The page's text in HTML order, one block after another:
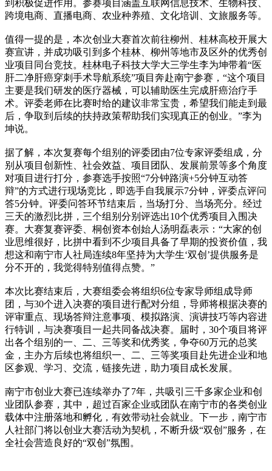
到积极促进作用。参赛项目涵盖互联网信息技术、生物科技、
跨境电商、直播电商、农业种养殖、文化培训、文旅服务等。
值得一提的是，本次创业大赛首次前往柳州、桂林高校开展大
赛宣讲，并成功吸引到多个桂林、柳州等地市及区外的优秀创
业项目同台竞技。桂林电子科技大学大三学生李为坤带着“医
肝二净肝癌穿刺手术导航系统”项目奔赴南宁参赛，“这个项目
主要是我们研发的医疗器械，可以辅助医生完成肝癌治疗手
术。评委老师在比赛时给的建议非常宝贵，希望我们能走到最
后，争取到后续的扶持政策帮助我们实现真正的创业。”李为
坤说。
据了解，本次复赛每个组别的评委团由7位专家评委组成，分
别从项目创新性、社会效益、项目团队、发展前景等多个角度
对项目进行打分，参赛选手按照“7分钟路演+5分钟互动答
辩”的方式进行现场竞比，即选手自我展示7分钟，评委点评问
答5分钟。评委问答环节结束后，当场打分、当场亮分。经过
三天的激烈比拼，三个组别分别评选出10个优秀项目入围决
赛。大赛复赛评委、桐创资本创始人汤明磊表示：“大家的创
业思维很好，比拼中看到不少项目具备了早期的投资价值，我
想这和南宁市人社局连续8年坚持为大学生‘双创’提供服务是
分不开的，我觉得特别值得点赞。”
本次比赛结束后，大赛组委会将组织6位专家导师组成导师
团，与30个进入决赛的项目进行配对分组，导师将根据决赛的
评审重点、现场答辩注意事项、模拟路演、演讲技巧等内容进
行特训，与决赛项目一起共同备战决赛。届时，30个项目将评
出各个组别的一、二、三等奖和优秀奖，争夺60万元的总奖
金，主办方后续也将组织一、二、三等奖项目赴先进企业和地
区参观、学习、交流，链接先进，助力项目成长发展。
南宁市创业大赛已连续举办了7年，共吸引三千多家企业和创
业团队参赛，其中，超过百家企业或团队在南宁市的各类创业
载体中注册落地和孵化，有效带动社会就业。下一步，南宁市
人社部门将以创业大赛活动为契机，不断升级“双创”服务，在
全社会营造良好的“双创”氛围。